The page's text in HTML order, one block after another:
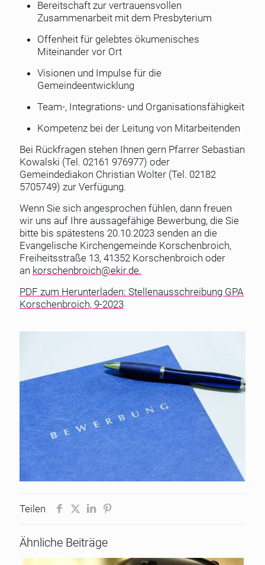
Bereitschaft zur vertrauensvollen
Zusammenarbeit mit dem Presbyterium
Offenheit für gelebtes ökumenisches
Miteinander vor Ort
Visionen und Impulse für die
Gemeindeentwicklung
Team-, Integrations- und Organisationsfähigkeit
Kompetenz bei der Leitung von Mitarbeitenden
Bei Rückfragen stehen Ihnen gern Pfarrer Sebastian
Kowalski (Tel. 02161 976977) oder
Gemeindediakon Christian Wolter (Tel. 02182
5705749) zur Verfügung.
Wenn Sie sich angesprochen fühlen, dann freuen
wir uns auf Ihre aussagefähige Bewerbung, die Sie
bitte bis spätestens 20.10.2023 senden an die
Evangelische Kirchengemeinde Korschenbroich,
Freiheitsstraße 13, 41352 Korschenbroich oder
an korschenbroich@ekir.de.
PDF zum Herunterladen: Stellenausschreibung GPA
Korschenbroich, 9-2023
Teilen
Ähnliche Beiträge